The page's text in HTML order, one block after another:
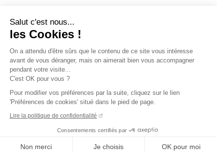
Salut c'est nous...
les Cookies !
On a attendu d'être sûrs que le contenu de ce site vous intéresse
avant de vous déranger, mais on aimerait bien vous accompagner
pendant votre visite...
C'est OK pour vous ?
Pour modifier vos préférences par la suite, cliquez sur le lien
'Préférences de cookies' situé dans le pied de page.
Lire la politique de confidentialité
Consentements certifiés par
Non merci Je choisis OK pour moi